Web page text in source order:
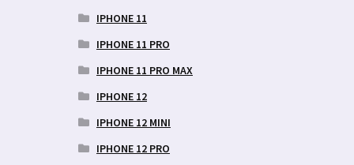
IPHONE 11
IPHONE 11 PRO
IPHONE 11 PRO MAX
IPHONE 12
IPHONE 12 MINI
IPHONE 12 PRO